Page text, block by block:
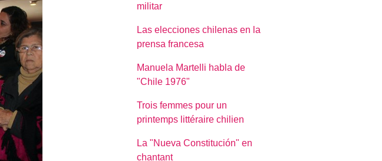
militar
Las elecciones chilenas en la
prensa francesa
Manuela Martelli habla de
"Chile 1976"
Trois femmes pour un
printemps littéraire chilien
La "Nueva Constitución" en
chantant